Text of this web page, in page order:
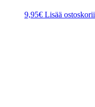
9,95€ Lisää